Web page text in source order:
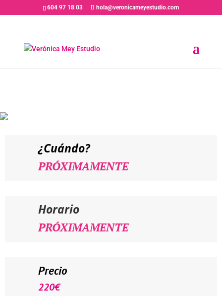
604 97 18 03 hola@veronicameyestudio.com
PRÓXIMAMENTE // TIRSO
CALERO – Entrenamiento de
¿Cuándo?
PRÓXIMAMENTE
Horario
PRÓXIMAMENTE
Precio
220€